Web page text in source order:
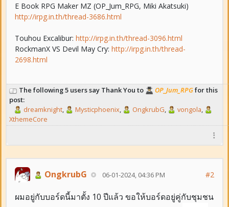
E Book RPG Maker MZ (OP_Jum_RPG, Miki Akatsuki)
http://irpg.in.th/thread-3686.html
Touhou Excalibur: http://irpg.in.th/thread-3096.html
RockmanX VS Devil May Cry: http://irpg.in.th/thread-
2698.html
The following 5 users say Thank You to OP_Jum_RPGfor this
post:
dreamknight
Mysticphoenix OngkrubG vongola
XthemeCore
OngkrubG 06-01-2024, 04:36 PM #2
ผมอยู่กับบอร์ดนี้มาตั้ง 10 ปีแล้ว ขอให้บอร์ดอยู่คู่กับชุมชน